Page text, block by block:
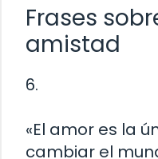
Frases
amistad
6.
«El amor es la
cambiar el